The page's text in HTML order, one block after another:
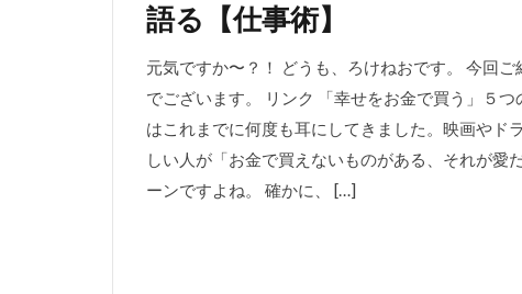
語る【仕事術】
元気ですか〜？！ どうも、ろけねおです。 今回
でございます。 リンク 「幸せをお金で買う」５
はこれまでに何度も耳にしてきました。映画やド
しい人が「お金で買えないものがある、それが愛
ーンですよね。 確かに、 […]